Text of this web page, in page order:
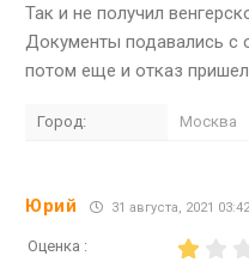
Так и не получил
Документы подавались с
потом еще и отказ
Город: Москва
Юрий 31 августа, 2021 03:42
Оценка :